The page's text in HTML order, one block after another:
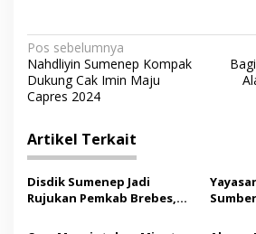
N
a
v
i
g
a
s
Pos sebelumnya
Nahdliyin Sumenep Kompak
Dukung Cak Imin Maju
Capres 2024
Artikel Terkait
Disdik Sumenep Jadi
Rujukan Pemkab Brebes,
Pendidikan Berbasis
Tahun